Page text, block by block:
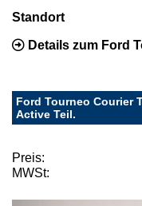
Standort
Details zum Ford
Ford Tourneo Courier
Active Teil.
Preis:
MWSt: